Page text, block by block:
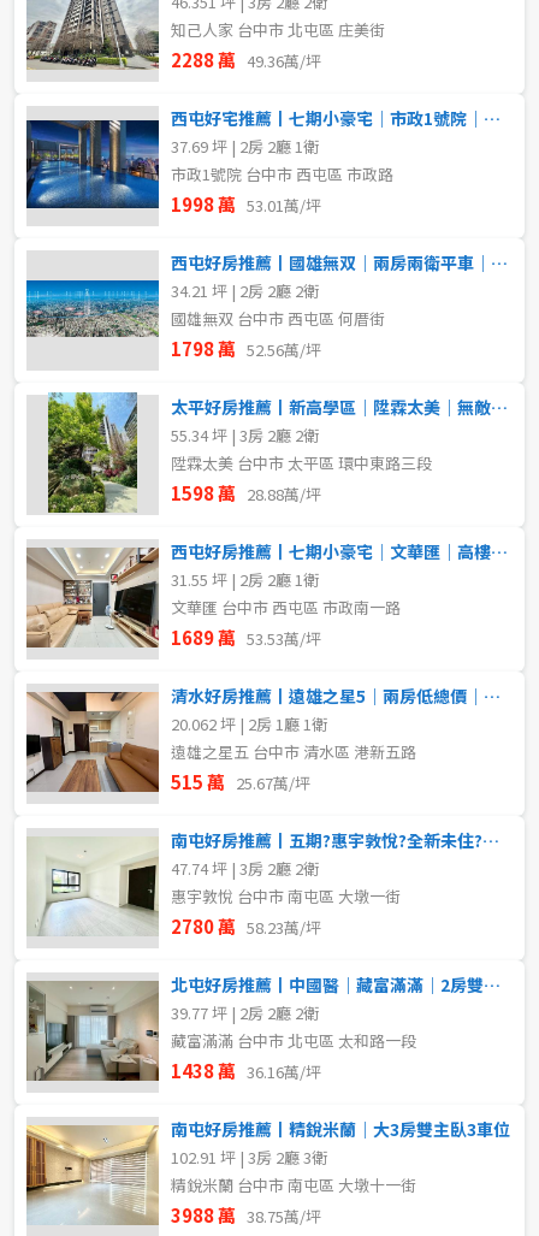
知己人家 台中市 北屯區 庄美街
2288 萬 49.36萬/坪
西屯好宅推薦丨七期小豪宅｜市政1號院｜大兩房平車｜帝王視野戶
37.69 坪 | 2房 2廳 1衛
市政1號院 台中市 西屯區 市政路
1998 萬 53.01萬/坪
西屯好房推薦丨國雄無双｜兩房兩衛平車｜高樓無限視野戶
34.21 坪 | 2房 2廳 2衛
國雄無双 台中市 西屯區 何厝街
1798 萬 52.56萬/坪
太平好房推薦丨新高學區｜陞霖太美｜無敵視野戶
55.34 坪 | 3房 2廳 2衛
陞霖太美 台中市 太平區 環中東路三段
1598 萬 28.88萬/坪
西屯好房推薦丨七期小豪宅｜文華匯｜高樓精裝兩房平車視野戶
31.55 坪 | 2房 2廳 1衛
文華匯 台中市 西屯區 市政南一路
1689 萬 53.53萬/坪
清水好房推薦丨遠雄之星5｜兩房低總價｜近三井OUTLET
20.062 坪 | 2房 1廳 1衛
遠雄之星五 台中市 清水區 港新五路
515 萬 25.67萬/坪
南屯好房推薦丨五期?惠宇敦悅?全新未住?三房平車
47.74 坪 | 3房 2廳 2衛
惠宇敦悅 台中市 南屯區 大墩一街
2780 萬 58.23萬/坪
北屯好房推薦丨中國醫｜藏富滿滿｜2房雙衛浴精裝戶
39.77 坪 | 2房 2廳 2衛
藏富滿滿 台中市 北屯區 太和路一段
1438 萬 36.16萬/坪
南屯好房推薦丨精銳米蘭｜大3房雙主臥3車位
102.91 坪 | 3房 2廳 3衛
精銳米蘭 台中市 南屯區 大墩十一街
3988 萬 38.75萬/坪